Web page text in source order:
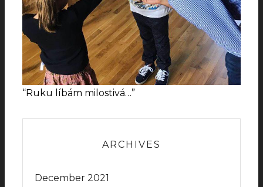
“Ruku líbám milostivá…”
ARCHIVES
December 2021